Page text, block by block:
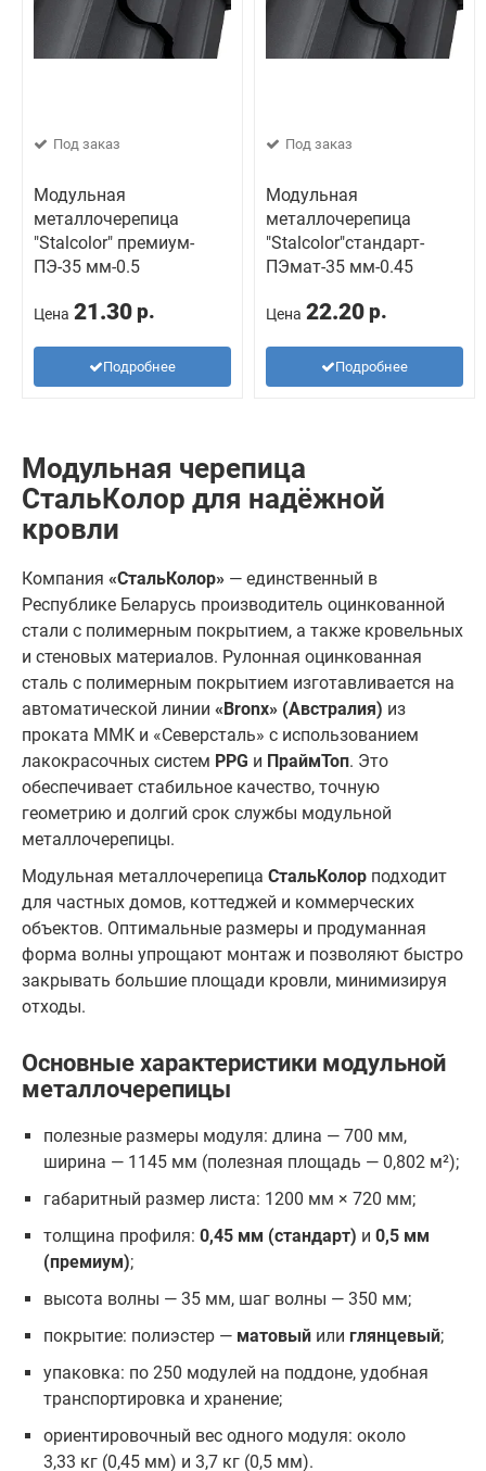
Под заказ
Модульная
металлочерепица
"Stalcolor" премиум-
ПЭ-35 мм-0.5
Цена 21.30 р.
Подробнее
Под заказ
Модульная
металлочерепица
"Stalcolor"стандарт-
ПЭмат-35 мм-0.45
Цена 22.20 р.
Подробнее
Модульная черепица
СтальКолор для надёжной
кровли
Компания «СтальКолор» — единственный в
Республике Беларусь производитель оцинкованной
стали с полимерным покрытием, а также кровельных
и стеновых материалов. Рулонная оцинкованная
сталь с полимерным покрытием изготавливается на
автоматической линии «Bronx» (Австралия) из
проката ММК и «Северсталь» с использованием
лакокрасочных систем PPG и ПраймТоп. Это
обеспечивает стабильное качество, точную
геометрию и долгий срок службы модульной
металлочерепицы.
Модульная металлочерепица СтальКолор подходит
для частных домов, коттеджей и коммерческих
объектов. Оптимальные размеры и продуманная
форма волны упрощают монтаж и позволяют быстро
закрывать большие площади кровли, минимизируя
отходы.
Основные характеристики модульной
металлочерепицы
полезные размеры модуля: длина — 700 мм,
ширина — 1145 мм (полезная площадь — 0,802 м²);
габаритный размер листа: 1200 мм × 720 мм;
толщина профиля:0,45 мм (стандарт) и0,5 мм
(премиум);
высота волны — 35 мм, шаг волны — 350 мм;
покрытие: полиэстер — матовый илиглянцевый;
упаковка: по 250 модулей на поддоне, удобная
транспортировка и хранение;
ориентировочный вес одного модуля: около
3,33 кг (0,45 мм) и 3,7 кг (0,5 мм).